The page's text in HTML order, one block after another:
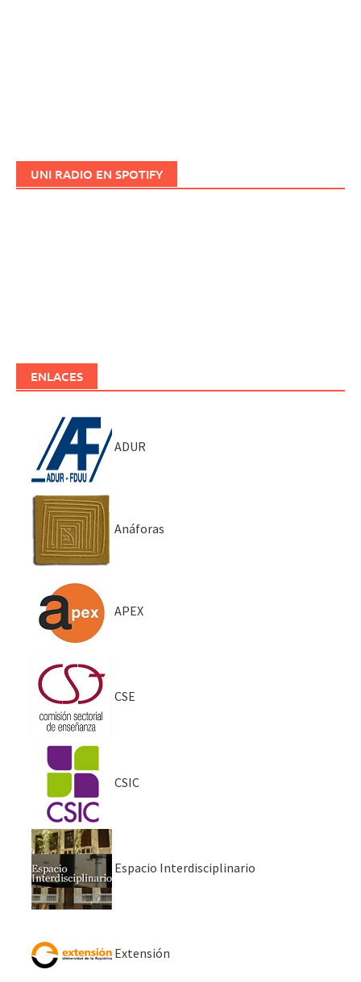
UNI RADIO EN SPOTIFY
ENLACES
ADUR
Anáforas
APEX
CSE
CSIC
Espacio Interdisciplinario
Extensión